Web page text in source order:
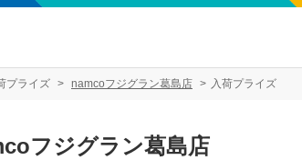
プライズ namcoフジグラン葛島店 入荷プライズ
フジグラン葛島店